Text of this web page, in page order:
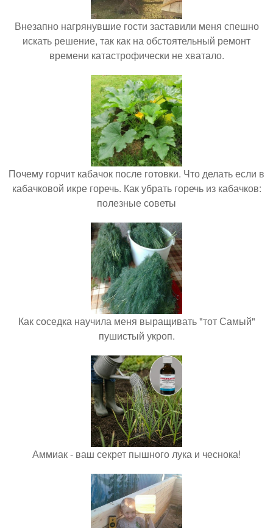
Внезапно нагрянувшие гости заставили меня спешно
искать решение, так как на обстоятельный ремонт
времени катастрофически не хватало.
Почему горчит кабачок после готовки. Что делать если в
кабачковой икре горечь. Как убрать горечь из кабачков:
полезные советы
Как соседка научила меня выращивать "тот Самый"
пушистый укроп.
Аммиак - ваш секрет пышного лука и чеснока!